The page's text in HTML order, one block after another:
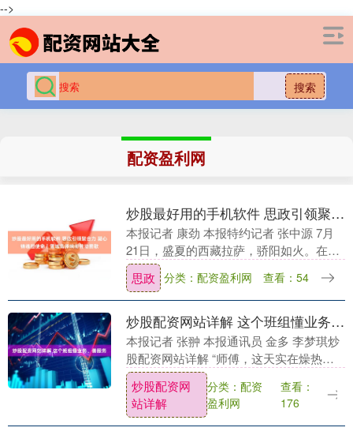
-->
搜索
配资盈利网
炒股最好用的手机软件 思政引领聚合力&#32;凝心铸魂担使命｜雪域高原响彻劳动赞歌
本报记者 康劲 本报特约记者 张中源 7月
21日，盛夏的西藏拉萨，骄阳如火。在拉
萨市第二中等职业技术学校的大礼堂内，
情景朗诵《高原焕新 时光对话》精彩演
绎，将现....
思政 分类：配资盈利网 查看：54
炒股配资网站详解 这个班组懂业务、善服务
本报记者 张翀 本报通讯员 金多 李梦琪炒
股配资网站详解 “师傅，这天实在燥热，
来点冰川上的矿泉水，跑长途喝着舒
坦！”近日，加油员严诗雯麻利地为车主加
注油品，语....
炒股配资网
站详解
分类：配资
盈利网
查看：
176